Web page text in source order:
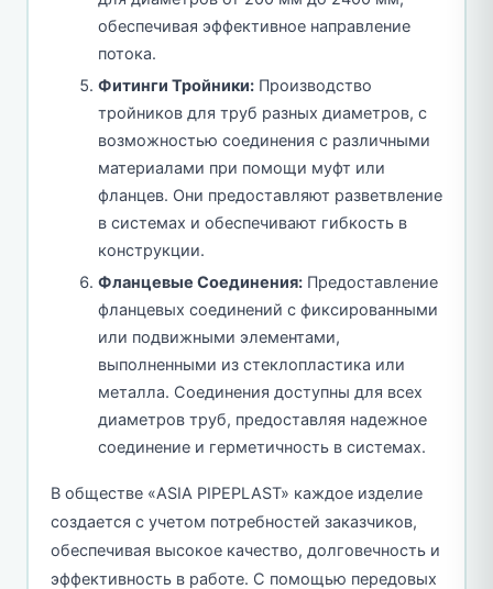
обеспечивая эффективное направление
потока.
Фитинги Тройники: Производство
тройников для труб разных диаметров, с
возможностью соединения с различными
материалами при помощи муфт или
фланцев. Они предоставляют разветвление
в системах и обеспечивают гибкость в
конструкции.
Фланцевые Соединения: Предоставление
фланцевых соединений с фиксированными
или подвижными элементами,
выполненными из стеклопластика или
металла. Соединения доступны для всех
диаметров труб, предоставляя надежное
соединение и герметичность в системах.
В обществе «ASIA PIPEPLAST» каждое изделие
создается с учетом потребностей заказчиков,
обеспечивая высокое качество, долговечность и
эффективность в работе. С помощью передовых